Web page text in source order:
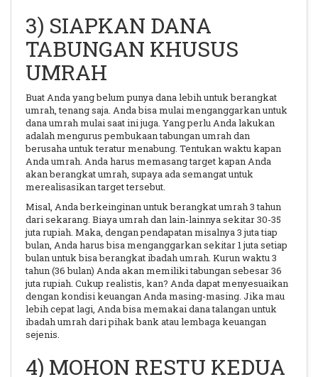
3) SIAPKAN DANA
TABUNGAN KHUSUS
UMRAH
Buat Anda yang belum punya dana lebih untuk berangkat
umrah, tenang saja. Anda bisa mulai menganggarkan untuk
dana umrah mulai saat ini juga. Yang perlu Anda lakukan
adalah mengurus pembukaan tabungan umrah dan
berusaha untuk teratur menabung. Tentukan waktu kapan
Anda umrah. Anda harus memasang target kapan Anda
akan berangkat umrah, supaya ada semangat untuk
merealisasikan target tersebut.
Misal, Anda berkeinginan untuk berangkat umrah 3 tahun
dari sekarang. Biaya umrah dan lain-lainnya sekitar 30-35
juta rupiah. Maka, dengan pendapatan misalnya 3 juta tiap
bulan, Anda harus bisa menganggarkan sekitar 1 juta setiap
bulan untuk bisa berangkat ibadah umrah. Kurun waktu 3
tahun (36 bulan) Anda akan memiliki tabungan sebesar 36
juta rupiah. Cukup realistis, kan? Anda dapat menyesuaikan
dengan kondisi keuangan Anda masing-masing. Jika mau
lebih cepat lagi, Anda bisa memakai dana talangan untuk
ibadah umrah dari pihak bank atau lembaga keuangan
sejenis.
4) MOHON RESTU KEDUA